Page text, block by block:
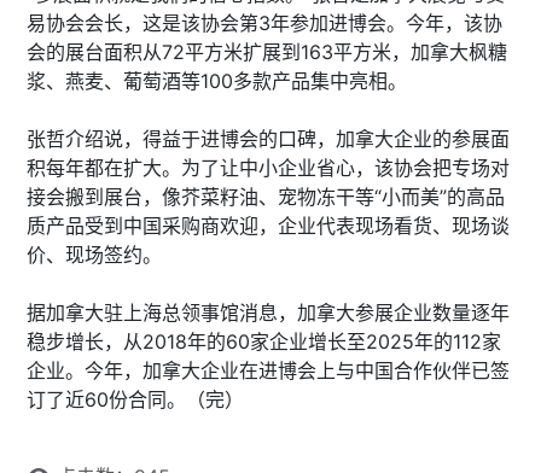
易协会会长，这是该协会第3年参加进博会。今年，该协
会的展台面积从72平方米扩展到163平方米，加拿大枫糖
浆、燕麦、葡萄酒等100多款产品集中亮相。
张哲介绍说，得益于进博会的口碑，加拿大企业的参展面
积每年都在扩大。为了让中小企业省心，该协会把专场对
接会搬到展台，像芥菜籽油、宠物冻干等“小而美”的高品
质产品受到中国采购商欢迎，企业代表现场看货、现场谈
价、现场签约。
据加拿大驻上海总领事馆消息，加拿大参展企业数量逐年
稳步增长，从2018年的60家企业增长至2025年的112家
企业。今年，加拿大企业在进博会上与中国合作伙伴已签
订了近60份合同。（完）